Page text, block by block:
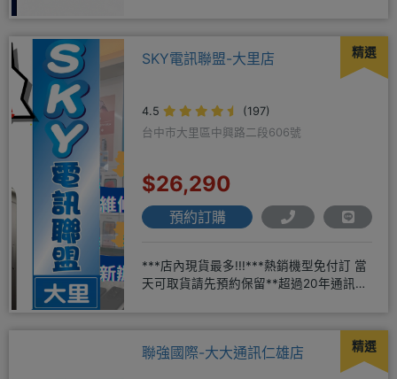
精選
SKY電訊聯盟-大里店
4.5
(197)
台中市大里區中興路二段606號
$26,290
預約訂購
***店內現貨最多!!!***熱銷機型免付訂 當
天可取貨請先預約保留**超過20年通訊經
精選
聯強國際-大大通訊仁雄店